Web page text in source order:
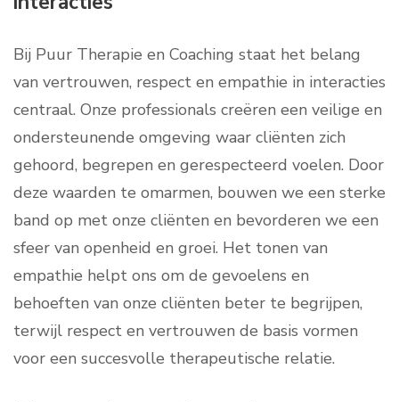
Bij Puur Therapie en Coaching staat het belang
van vertrouwen, respect en empathie in interacties
centraal. Onze professionals creëren een veilige en
ondersteunende omgeving waar cliënten zich
gehoord, begrepen en gerespecteerd voelen. Door
deze waarden te omarmen, bouwen we een sterke
band op met onze cliënten en bevorderen we een
sfeer van openheid en groei. Het tonen van
empathie helpt ons om de gevoelens en
behoeften van onze cliënten beter te begrijpen,
terwijl respect en vertrouwen de basis vormen
voor een succesvolle therapeutische relatie.